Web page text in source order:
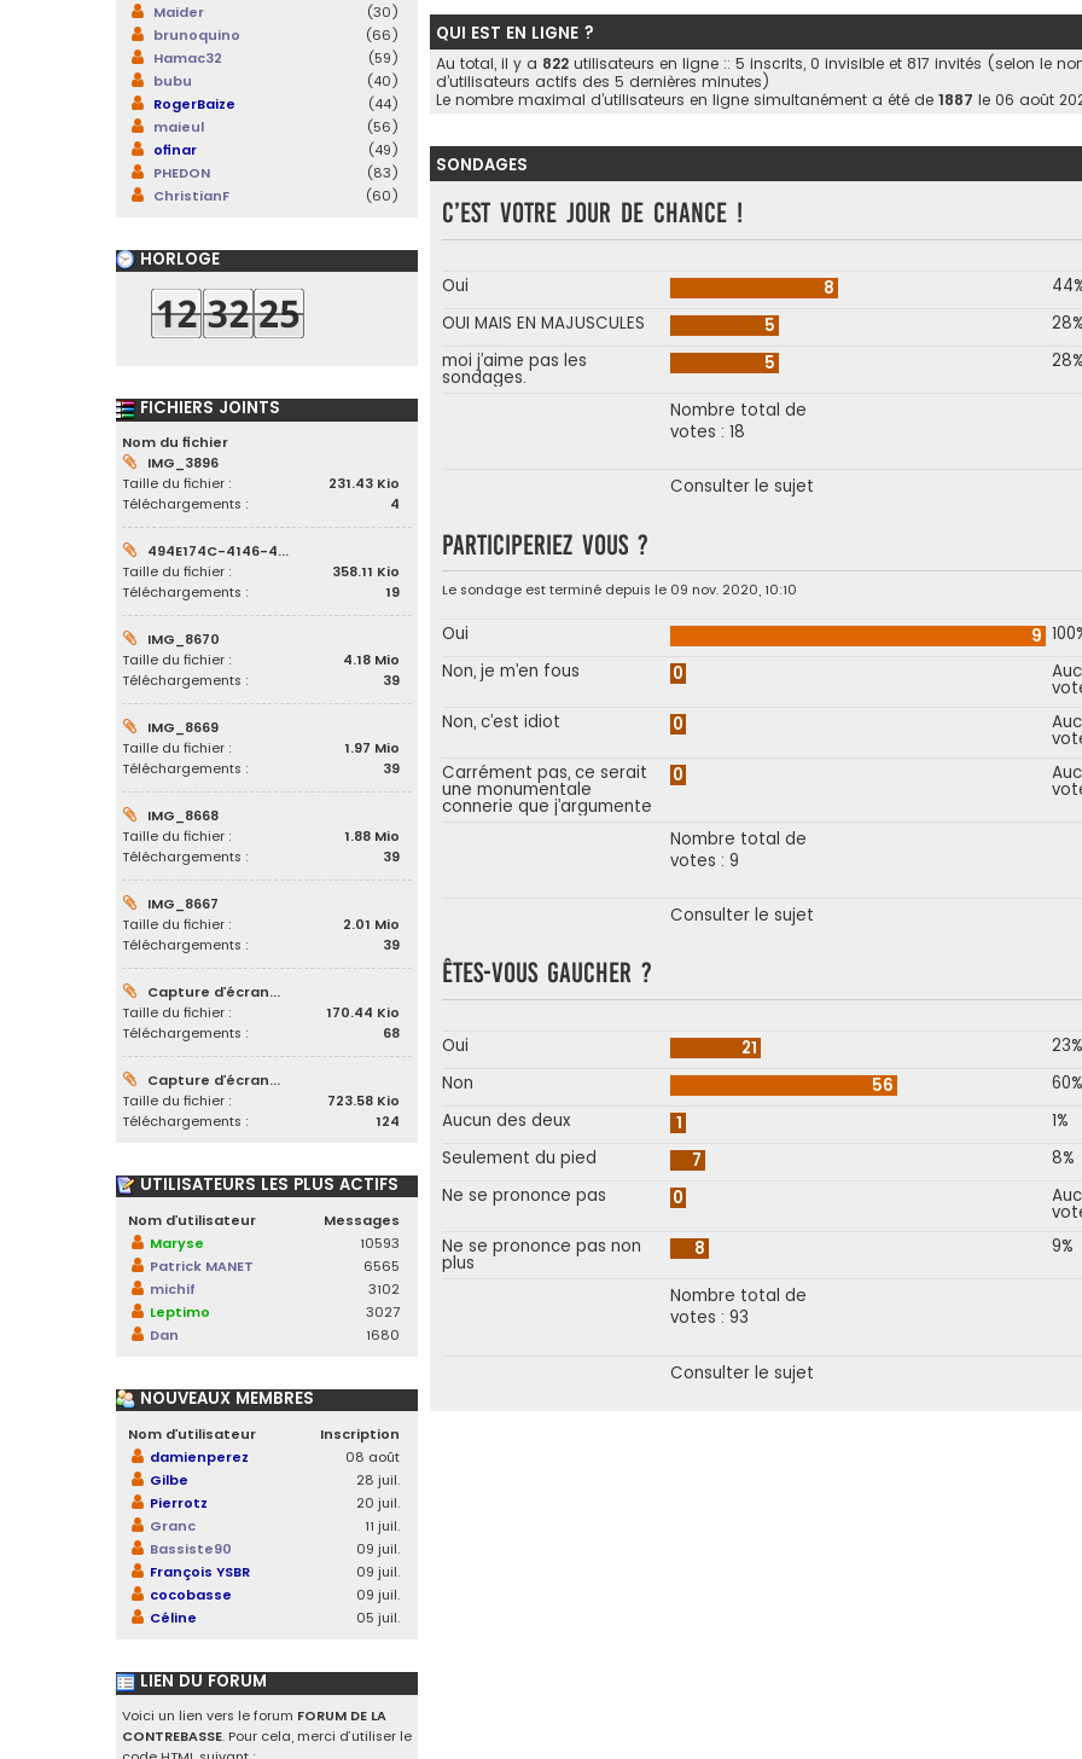
QUI EST EN LIGNE ?
Au total, il y a 822 utilisateurs en ligne :: 5 inscrits, 0 invisible et 817 invités (selon le
d’utilisateurs actifs des 5 dernières minutes)
Le nombre maximal d’utilisateurs en ligne simultanément a été de 1887 le 06 août
SONDAGES
C’est votre jour de chance !
Oui 8
OUI MAIS EN MAJUSCULES
5
28%
moi j’aime pas les
sondages.
5 28%
Nombre total de
votes : 18
Consulter le sujet
Participeriez vous ?
Le sondage est terminé depuis le 09 nov. 2020, 10:10
Oui 9
Non, je m’en fous
0
Non, c’est idiot
0
Carrément pas, ce serait
une monumentale
connerie que j’argumente
0
Nombre total de
votes : 9
Consulter le sujet
Êtes-vous gaucher ?
Oui 21
23%
Non
56
60%
Aucun des deux
1
1%
Seulement du pied
7
8%
Ne se prononce pas
0
Ne se prononce pas non
plus
8 9%
Nombre total de
votes : 93
Consulter le sujet
Maider
(30)
brunoquino
(66)
Hamac32
(59)
bubu
(40)
RogerBaize
(44)
maieul
(56)
ofinar
(49)
PHEDON
(83)
ChristianF
(60)
HORLOGE
FICHIERS JOINTS
Nom du fichier
IMG_3896
Taille du fichier :
231.43 Kio
Téléchargements :
4
494E174C-4146-4...
Taille du fichier :
358.11 Kio
Téléchargements :
19
IMG_8670
Taille du fichier :
4.18 Mio
Téléchargements :
39
IMG_8669
Taille du fichier :
1.97 Mio
Téléchargements :
39
IMG_8668
Taille du fichier :
1.88 Mio
Téléchargements :
39
IMG_8667
Taille du fichier :
2.01 Mio
Téléchargements :
39
Capture d’écran...
Taille du fichier :
170.44 Kio
Téléchargements :
68
Capture d’écran...
Taille du fichier :
723.58 Kio
Téléchargements :
124
UTILISATEURS LES PLUS ACTIFS
Nom d’utilisateur
Messages
Maryse
10593
Patrick MANET
6565
michif
3102
Leptimo
3027
Dan
1680
NOUVEAUX MEMBRES
Nom d’utilisateur
Inscription
damienperez
08 août
Gilbe
28 juil.
Pierrotz
20 juil.
Granc
11 juil.
Bassiste90
09 juil.
François YSBR
09 juil.
cocobasse
09 juil.
Céline
05 juil.
LIEN DU FORUM
Voici un lien vers le forum FORUM DE LA
CONTREBASSE. Pour cela, merci d’utiliser le